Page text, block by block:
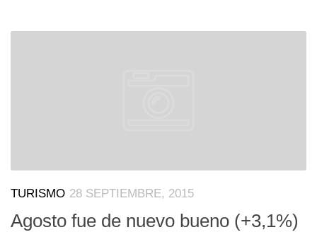
TURISMO 28 SEPTIEMBRE, 2015
Agosto fue de nuevo bueno (+3,1%)